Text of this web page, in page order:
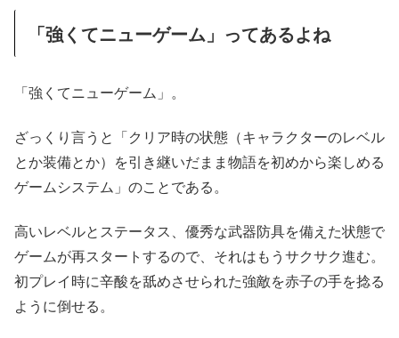
「強くてニューゲーム」ってあるよね
「強くてニューゲーム」。
ざっくり言うと「クリア時の状態（キャラクターのレベル
とか装備とか）を引き継いだまま物語を初めから楽しめる
ゲームシステム」のことである。
高いレベルとステータス、優秀な武器防具を備えた状態で
ゲームが再スタートするので、それはもうサクサク進む。
初プレイ時に辛酸を舐めさせられた強敵を赤子の手を捻る
ように倒せる。